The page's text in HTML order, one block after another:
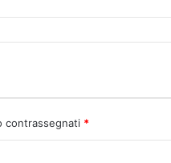
contrassegnati *